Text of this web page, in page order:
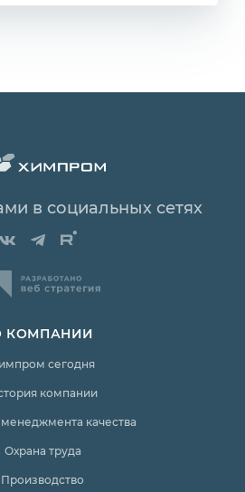
в социальных сетях
КОМПАНИИ
сегодня
компании
качества
Охрана труда
Производство